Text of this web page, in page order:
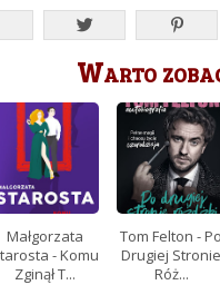
Warto
Małgorzata
- Komu
Zginął T...
Tom Felton - Po
Drugiej Stronie
Róż...